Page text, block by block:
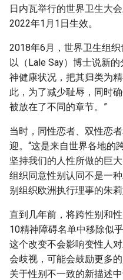
日内瓦举行的世界卫生大
2022年1月1日生效。
2018年6月，世界卫生组
以（Lale Say）博士说新
神健康状况，把其归类为
此，为了减少耻辱，同时
被放在了不同的章节。”
当时，同性恋者、双性恋
迎。“这是来自世界各地的
坚持我们的人性所做的巨
组织同意性别认同不是一
别组织欧洲执行理事的朱
直到几年前，将跨性别和
10精神障碍名单中移除似
这个改变不会影响变性人
会歧视，可能会鼓励更多
关于性别不一致的新描述